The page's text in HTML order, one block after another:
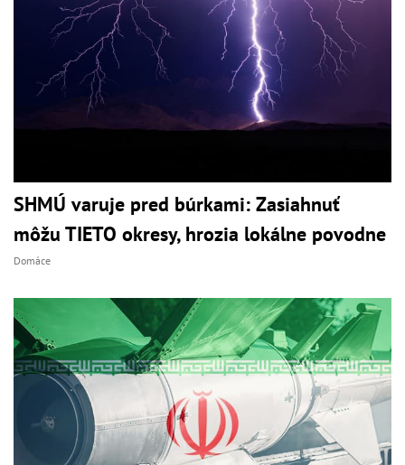
SHMÚ varuje pred búrkami: Zasiahnuť
môžu TIETO okresy, hrozia lokálne povodne
Domáce